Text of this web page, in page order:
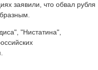
заявили, что обвал рубля
"Нистатина",